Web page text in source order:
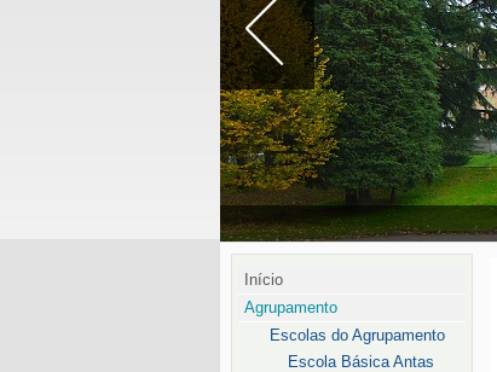
Início
Agrupamento
Escolas do Agrupamento
Escola Básica Antas